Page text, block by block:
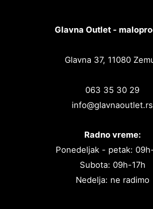
Glavna Outlet -
Glavna 37, 11080
063 35 30 29
info@glavnaoutlet.rs
Radno vreme:
Ponedeljak - petak:
Subota: 09h-17h
Nedelja: ne radimo